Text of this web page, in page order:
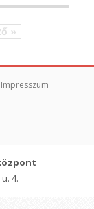
»
Impresszum
4.